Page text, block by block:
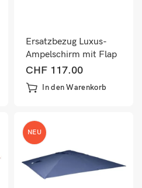
Ersatzbezug Luxus-
Ampelschirm mit Flap
Sonnenschirmbezug
3x4m creme-grau
CHF 117.00
In den Warenkorb
NEU